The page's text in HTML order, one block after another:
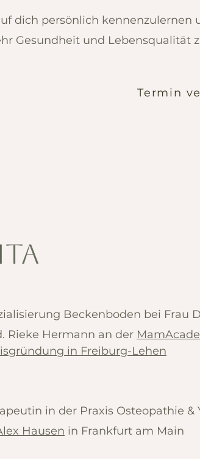
dich persönlich kennenzulernen
Gesundheit und Lebensqualität
Termin
in Freiburg-Lehen
in der Praxis Osteopathie &
Hausen in Frankfurt am Main
Beckenboden bei Frau
Rieke Hermann an der